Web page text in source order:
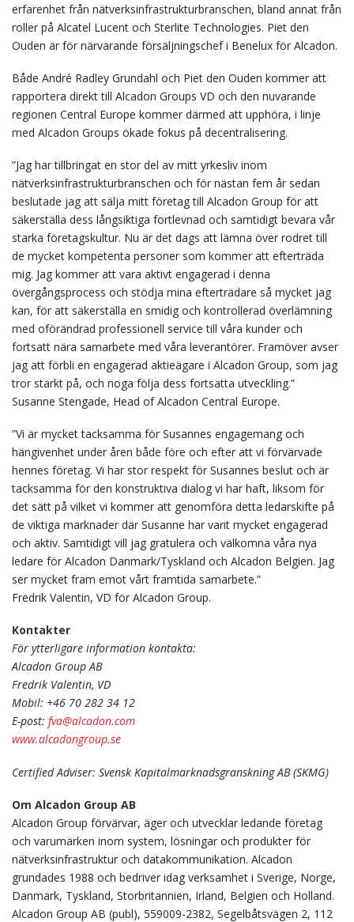
erfarenhet från nätverksinfrastrukturbranschen, bland annat från
roller på Alcatel Lucent och Sterlite Technologies. Piet den
Ouden är för närvarande försäljningschef i Benelux för Alcadon.
Både André Radley Grundahl och Piet den Ouden kommer att
rapportera direkt till Alcadon Groups VD och den nuvarande
regionen Central Europe kommer därmed att upphöra, i linje
med Alcadon Groups ökade fokus på decentralisering.
”Jag har tillbringat en stor del av mitt yrkesliv inom
nätverksinfrastrukturbranschen och för nästan fem år sedan
beslutade jag att sälja mitt företag till Alcadon Group för att
säkerställa dess långsiktiga fortlevnad och samtidigt bevara vår
starka företagskultur. Nu är det dags att lämna över rodret till
de mycket kompetenta personer som kommer att efterträda
mig. Jag kommer att vara aktivt engagerad i denna
övergångsprocess och stödja mina efterträdare så mycket jag
kan, för att säkerställa en smidig och kontrollerad överlämning
med oförändrad professionell service till våra kunder och
fortsatt nära samarbete med våra leverantörer. Framöver avser
jag att förbli en engagerad aktieägare i Alcadon Group, som jag
tror starkt på, och noga följa dess fortsatta utveckling.”
Susanne Stengade, Head of Alcadon Central Europe.
”Vi är mycket tacksamma för Susannes engagemang och
hängivenhet under åren både före och efter att vi förvärvade
hennes företag. Vi har stor respekt för Susannes beslut och är
tacksamma för den konstruktiva dialog vi har haft, liksom för
det sätt på vilket vi kommer att genomföra detta ledarskifte på
de viktiga marknader där Susanne har varit mycket engagerad
och aktiv. Samtidigt vill jag gratulera och välkomna våra nya
ledare för Alcadon Danmark/Tyskland och Alcadon Belgien. Jag
ser mycket fram emot vårt framtida samarbete.”
Fredrik Valentin, VD för Alcadon Group.
Kontakter
För ytterligare information kontakta:
Alcadon Group AB
Fredrik Valentin, VD
Mobil: +46 70 282 34 12
E-post: fva@alcadon.com
www.alcadongroup.se
Certified Adviser: Svensk Kapitalmarknadsgranskning AB (SKMG)
Om Alcadon Group AB
Alcadon Group förvärvar, äger och utvecklar ledande företag
och varumärken inom system, lösningar och produkter för
nätverksinfrastruktur och datakommunikation. Alcadon
grundades 1988 och bedriver idag verksamhet i Sverige, Norge,
Danmark, Tyskland, Storbritannien, Irland, Belgien och Holland.
Alcadon Group AB (publ), 559009-2382, Segelbåtsvägen 2, 112